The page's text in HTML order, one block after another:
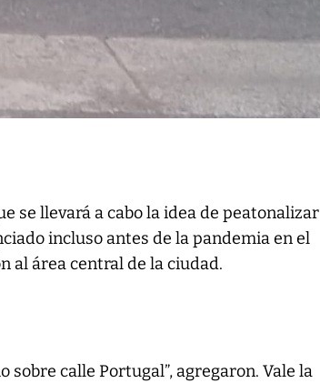
se llevará a cabo la idea de peatonalizar
incluso antes de la pandemia en el
al área central de la ciudad.
sobre calle Portugal”, agregaron. Vale la